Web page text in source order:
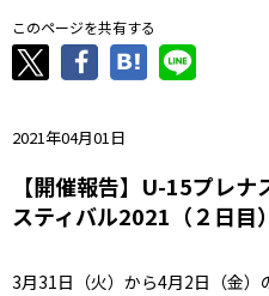
このページを共有する
2021年04月01日
【開催報告】U-15プレ
スティバル2021（２日目）
3月31日（火）から4月2日（金